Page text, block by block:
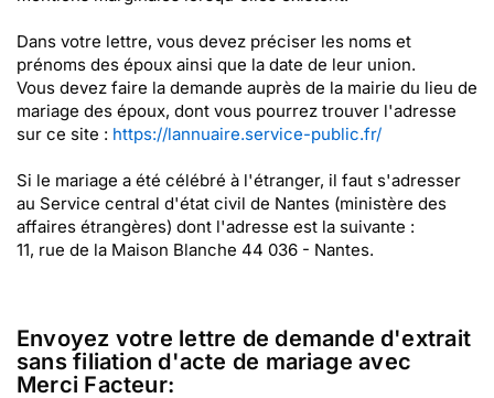
Dans votre lettre, vous devez préciser les noms et
prénoms des époux ainsi que la date de leur union.
Vous devez faire la demande auprès de la mairie du lieu de
mariage des époux, dont vous pourrez trouver l'adresse
sur ce site : https://lannuaire.service-public.fr/
Si le mariage a été célébré à l'étranger, il faut s'adresser
au Service central d'état civil de Nantes (ministère des
affaires étrangères) dont l'adresse est la suivante :
11, rue de la Maison Blanche 44 036 - Nantes.
Envoyez votre lettre de demande d'extrait
sans filiation d'acte de mariage avec
Merci Facteur: